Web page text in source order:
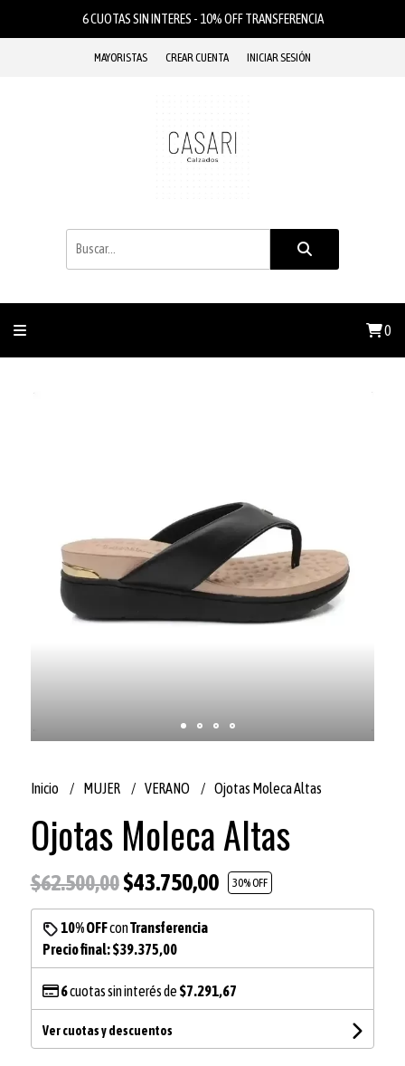
6 CUOTAS SIN INTERES - 10% OFF TRANSFERENCIA
MAYORISTAS CREAR CUENTA INICIAR SESIÓN
0
Inicio MUJER VERANO Ojotas Moleca Altas
Ojotas Moleca Altas
$62.500,00$43.750,00 30% OFF
10% OFFconTransferencia
Precio final:$39.375,00
6cuotas sin interés de $7.291,67
Ver cuotas y descuentos